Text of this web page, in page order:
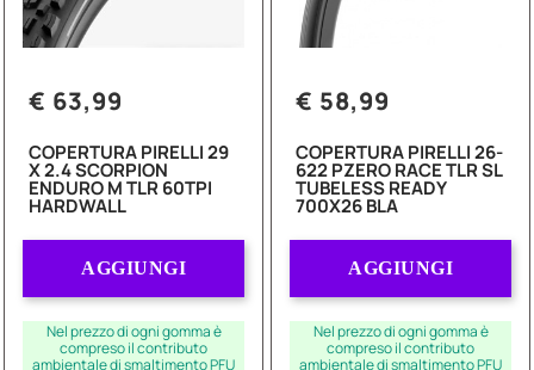
€ 63,99
COPERTURA PIRELLI 29
X 2.4 SCORPION
ENDURO M TLR 60TPI
HARDWALL
AGGIUNGI
Nel prezzo di ogni gomma è
compreso il contributo
ambientale di smaltimento PFU
€ 58,99
COPERTURA PIRELLI 26-
622 PZERO RACE TLR SL
TUBELESS READY
700X26 BLA
AGGIUNGI
Nel prezzo di ogni gomma è
compreso il contributo
ambientale di smaltimento PFU